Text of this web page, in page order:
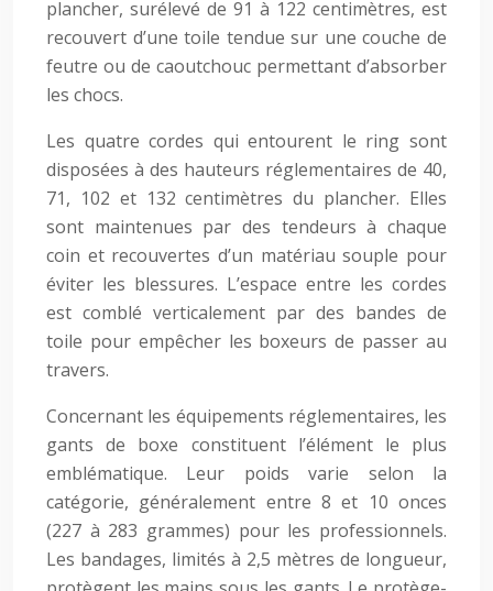
plancher, surélevé de 91 à 122 centimètres, est
recouvert d’une toile tendue sur une couche de
feutre ou de caoutchouc permettant d’absorber
les chocs.
Les quatre cordes qui entourent le ring sont
disposées à des hauteurs réglementaires de 40,
71, 102 et 132 centimètres du plancher. Elles
sont maintenues par des tendeurs à chaque
coin et recouvertes d’un matériau souple pour
éviter les blessures. L’espace entre les cordes
est comblé verticalement par des bandes de
toile pour empêcher les boxeurs de passer au
travers.
Concernant les équipements réglementaires, les
gants de boxe constituent l’élément le plus
emblématique. Leur poids varie selon la
catégorie, généralement entre 8 et 10 onces
(227 à 283 grammes) pour les professionnels.
Les bandages, limités à 2,5 mètres de longueur,